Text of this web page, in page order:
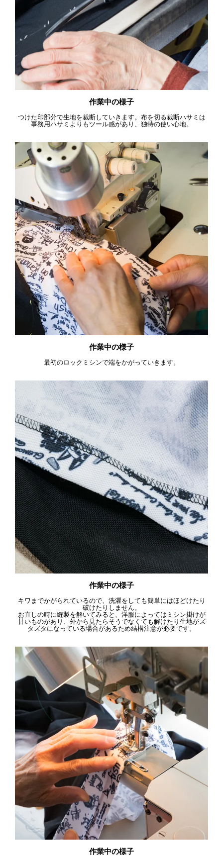
作業中の様子
つけた印部分で生地を裁断していきます。布を切る裁断ハサミは
事務用ハサミよりもツール感があり、独特の使い心地。
作業中の様子
最初のロックミシンで端をかがっていきます。
作業中の様子
キワまでかがられているので、洗濯をしても簡単にはほどけたり
破けたりしません。
お直しの時に縫製を解いてみると、洋服によってはミシン掛けが
甘いものがあり、外から見たらそうでなくても解けたり生地がズ
タズタになっている場合があるため結構注意が必要です。
作業中の様子